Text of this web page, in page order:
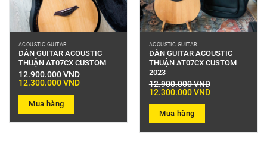
ACOUSTIC GUITAR
ĐÀN GUITAR ACOUSTIC
THUẬN AT07CX CUSTOM
12.900.000VND
Giá
gốc
là:
12.900.000 VND.
12.300.000VNDGiá
hiện
Mua hàng
ACOUSTIC GUITAR
ĐÀN GUITAR ACOUSTIC
THUẬN AT07CX CUSTOM
2023
12.900.000VND
Giá
gốc
là:
12.900.000 VND.
12.300.000VNDGiá
hiện
Mua hàng